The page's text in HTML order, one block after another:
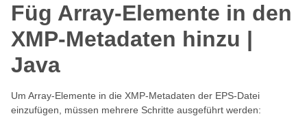
Füg Array-Elemente in den
XMP-Metadaten hinzu |
Java
Um Array-Elemente in die XMP-Metadaten der EPS-Datei
einzufügen, müssen mehrere Schritte ausgeführt werden: